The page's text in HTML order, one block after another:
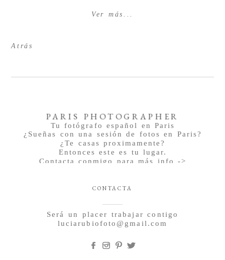
Ver más...
Atrás
Tu fotógrafo español en Paris
¿Sueñas con una sesión de fotos en Paris?
¿Te casas proximamente?
Entonces este es tu lugar.
Contacta conmigo para más info ->
PARIS PHOTOGRAPHER
Será un placer trabajar contigo
luciarubiofoto@gmail.com
CONTACTA